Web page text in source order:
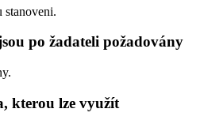
stanoveni.
po žadateli požadovány
kterou lze využít